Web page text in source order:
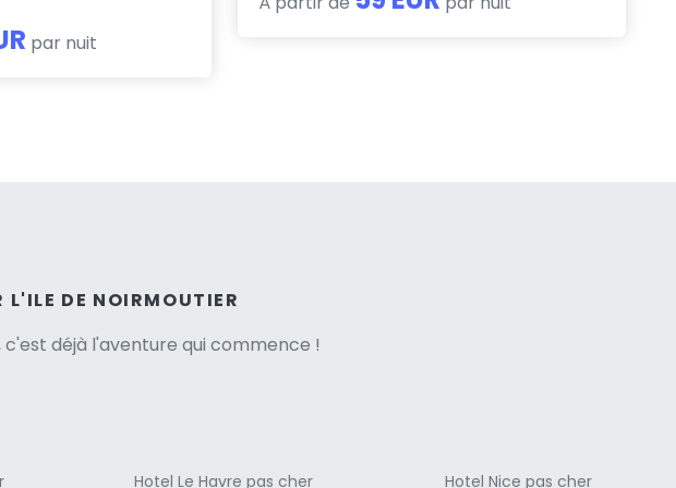
par nuit
L'ILE DE NOIRMOUTIER
déjà l'aventure qui commence !italiana
Hotel Le Havre pas cher Hotel Nice pas cher